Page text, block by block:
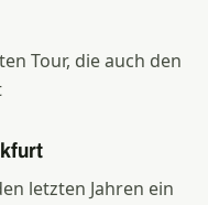
Tour, die auch den
letzten Jahren ein